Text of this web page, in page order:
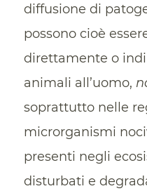
diffusione di
possono cioè
direttamente o
animali all’uomo,
soprattutto nelle
microrganismi
presenti negli
disturbati e